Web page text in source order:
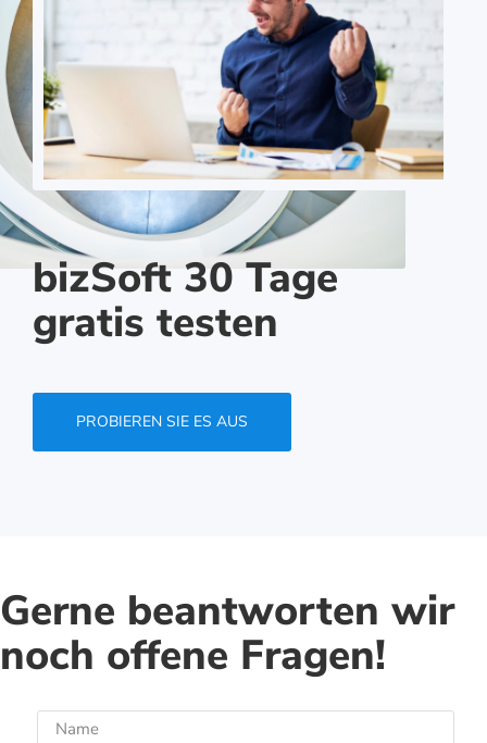
bizSoft 30 Tage
gratis testen
PROBIEREN SIE ES AUS
Gerne beantworten wir
noch offene Fragen!